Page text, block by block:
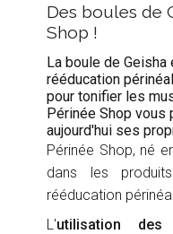
Des boules de
Shop !
La boule de
rééducation
pour tonifier les
Périnée Shop
aujourd'hui ses
Périnée Shop, né
dans les
rééducation
L'utilisation